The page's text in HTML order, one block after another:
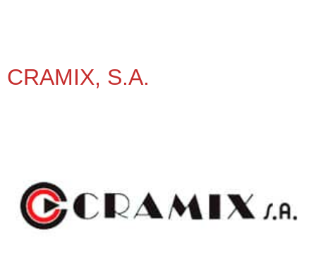
CRAMIX, S.A.